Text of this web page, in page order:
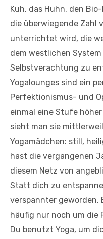
Kuh, das Huhn, den
die überwiegende Zahl
unterrichtet wird, die
dem westlichen
Selbstverachtung zu
Yogalounges sind ein
Perfektionismus- und
einmal eine Stufe
sieht man sie
Yogamädchen: still,
hast die vergangenen
diesem Netz von
Statt dich zu
verspannter geworden.
häufig nur noch um die
Du benutzt Yoga, um